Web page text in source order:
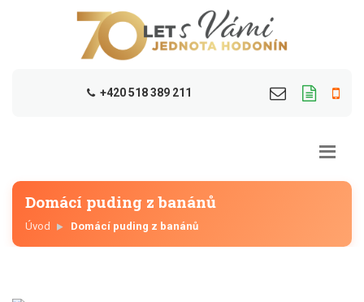
+420 518 389 211
Domácí puding z banánů
Úvod Domácí puding z banánů